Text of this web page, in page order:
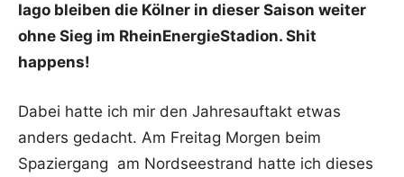
Iago bleiben die Kölner in dieser Saison weiter
ohne Sieg im RheinEnergieStadion. Shit
happens!
Dabei hatte ich mir den Jahresauftakt etwas
anders gedacht. Am Freitag Morgen beim
Spaziergang am Nordseestrand hatte ich dieses